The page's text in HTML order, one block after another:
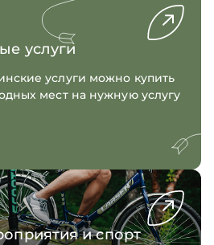
услуги
услуги можно купить
мест на нужную услугу
и спорт